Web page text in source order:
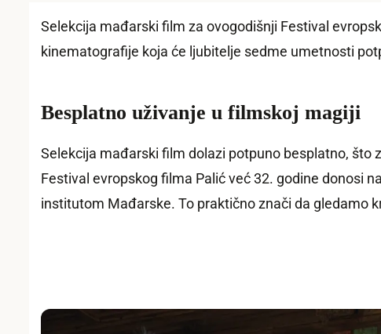
Selekcija mađarski film za ovogodišnji Festival
kinematografije koja će ljubitelje sedme umetnosti
Besplatno uživanje u filmskoj magiji
Selekcija mađarski film dolazi potpuno besplatno,
Festival evropskog filma Palić već 32. godine donosi
institutom Mađarske. To praktično znači da gledamo